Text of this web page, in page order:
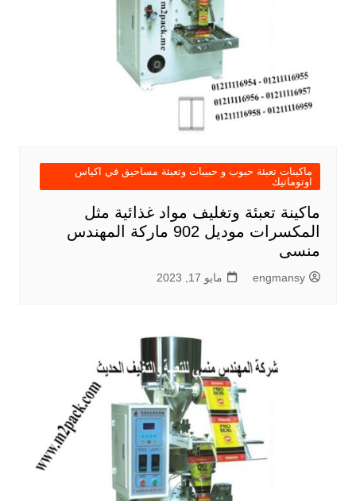
ماكينات تعبئة حبوب و حبيبات وتعبئة مساحيق في اكياس
اوتوماتيك
ماكينة تعبئة وتغليف مواد غذائية مثل
المكسرات موديل 902 ماركة المهندس
منسى
engmansy مايو 17, 2023